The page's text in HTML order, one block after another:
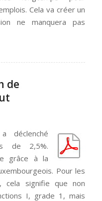
Cela va créer un
ne manquera pas
de
déclenché
de 2,5%.
grâce à la
Pour les
cela signifie que non
I, grade 1, mais